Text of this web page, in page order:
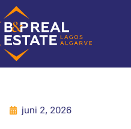
juni 2, 2026